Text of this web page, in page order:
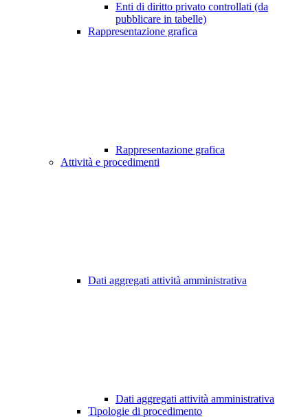
Enti di diritto privato controllati (da
pubblicare in tabelle)
Rappresentazione grafica
Rappresentazione grafica
Attività e procedimenti
Dati aggregati attività amministrativa
Dati aggregati attività amministrativa
Tipologie di procedimento